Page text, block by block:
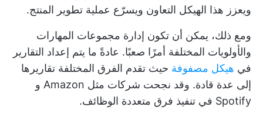
ويعزز هذا الهيكل التعاون ويسرّع عملية تطوير المنتج.
ومع ذلك، يمكن أن تكون إدارة مجموعات المهارات
والأولويات المختلفة أمرًا صعبًا. عادةً ما يتم إعداد التقارير
في هيكل مصفوفة حيث تقدم الفرق المختلفة تقاريرها
إلى عدة قادة. وقد نجحت شركات مثل Amazon و
Spotify في تنفيذ فرق متعددة الوظائف.